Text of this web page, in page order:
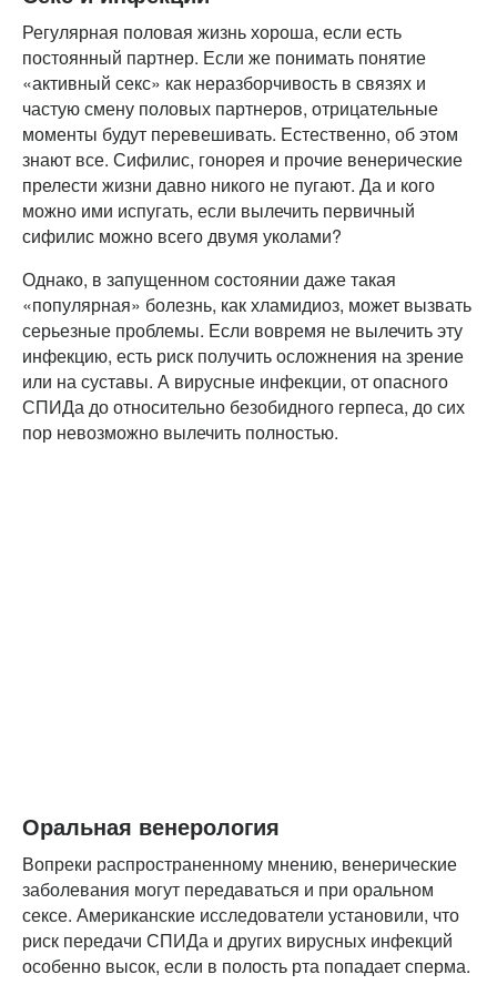
Регулярная половая жизнь хороша, если есть
постоянный партнер. Если же понимать понятие
«активный секс» как неразборчивость в связях и
частую смену половых партнеров, отрицательные
моменты будут перевешивать. Естественно, об этом
знают все. Сифилис, гонорея и прочие венерические
прелести жизни давно никого не пугают. Да и кого
можно ими испугать, если вылечить первичный
сифилис можно всего двумя уколами?
Однако, в запущенном состоянии даже такая
«популярная» болезнь, как хламидиоз, может вызвать
серьезные проблемы. Если вовремя не вылечить эту
инфекцию, есть риск получить осложнения на зрение
или на суставы. А вирусные инфекции, от опасного
СПИДа до относительно безобидного герпеса, до сих
пор невозможно вылечить полностью.
Оральная венерология
Вопреки распространенному мнению, венерические
заболевания могут передаваться и при оральном
сексе. Американские исследователи установили, что
риск передачи СПИДа и других вирусных инфекций
особенно высок, если в полость рта попадает сперма.